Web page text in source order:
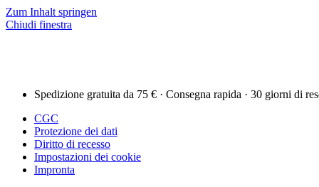
Zum Inhalt springen
Chiudi finestra
Spedizione gratuita da 75 € · Consegna rapida · 30 giorni di
CGC
Protezione dei dati
Diritto di recesso
Impostazioni dei cookie
Impronta